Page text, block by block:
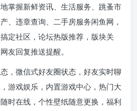
掌握新鲜资讯、生活服务、跳蚤市
、违章查询、二手房服务闲鱼网，
定社区，论坛热版推荐，版块关
友回复推送提醒。
，微信式好友圈状态，好友实时聊
游戏娱乐，内置游戏中心，热门大
时在线，个性壁纸随意更换，福利